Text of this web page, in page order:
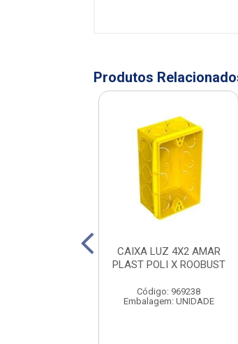
Produtos
CAIXA LUZ 4X2 AMAR
PLAST POLI X ROOBUST
Código: 969238
Embalagem: UNIDADE